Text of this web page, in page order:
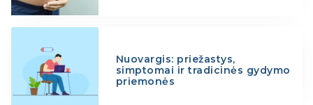
Nuovargis: priežastys,
simptomai ir tradicinės gydymo
priemonės